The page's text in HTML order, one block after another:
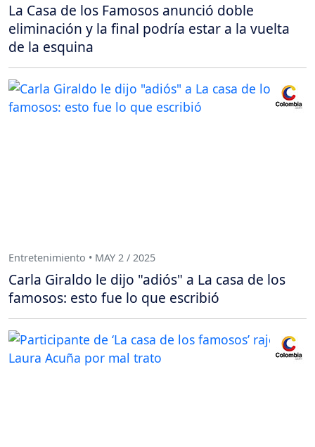
La Casa de los Famosos anunció doble
eliminación y la final podría estar a la vuelta
de la esquina
Entretenimiento • MAY 2 / 2025
Carla Giraldo le dijo "adiós" a La casa de los
famosos: esto fue lo que escribió